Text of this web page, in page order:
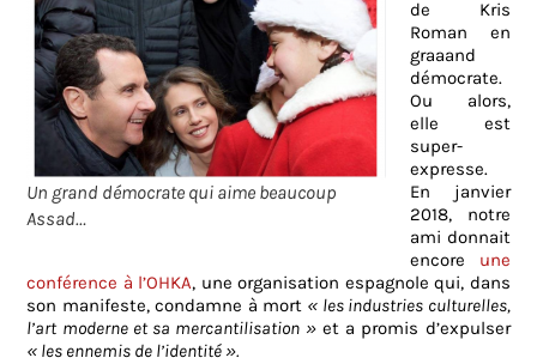
Un grand démocrate qui aime beaucoup
Assad…
de Kris
Roman en
graaand
démocrate.
Ou alors,
elle est
super-
expresse.
En janvier
2018, notre
ami donnait
encore une
conférence à l’OHKA, une organisation espagnole qui, dans
son manifeste, condamne à mort « les industries culturelles,
l’art moderne et sa mercantilisation »et a promis d’expulser
« les ennemis de l’identité ».